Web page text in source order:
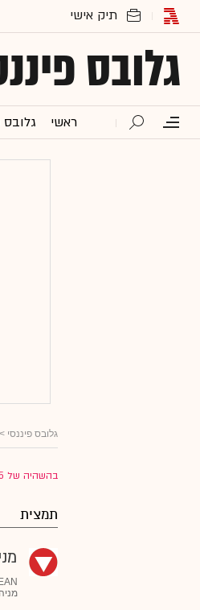
גלובס
ראשי גלובס
גלובס פיננסי >
בהשהיה של 15 דק'
תמצית
מניה